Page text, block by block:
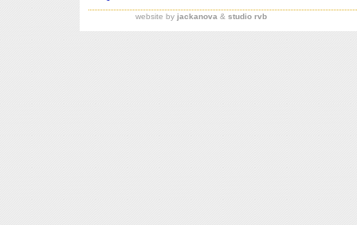
website by jackanova & studio rvb